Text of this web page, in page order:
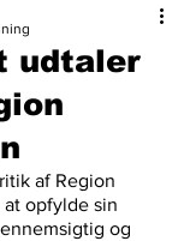
udtaler
af Region
opfylde sin
og